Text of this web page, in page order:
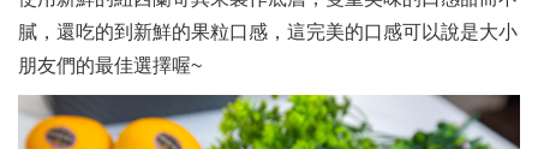
膩，還吃的到新鮮的果粒口感，這完美的口感可以說是大小
朋友們的最佳選擇喔~